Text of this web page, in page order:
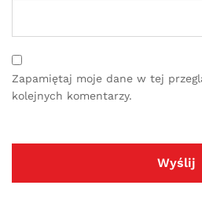
Zapamiętaj moje dane w tej
kolejnych komentarzy.